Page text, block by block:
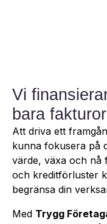
Vi
bara fakturor
Att driva ett
kunna fokusera på
värde, växa och nå
och kreditförluster
begränsa din
Med Trygg